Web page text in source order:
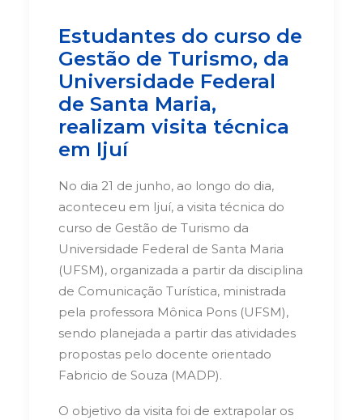
Estudantes do curso de
Gestão de Turismo, da
Universidade Federal
de Santa Maria,
realizam visita técnica
em Ijuí
No dia 21 de junho, ao longo do dia,
aconteceu em Ijuí, a visita técnica do
curso de Gestão de Turismo da
Universidade Federal de Santa Maria
(UFSM), organizada a partir da disciplina
de Comunicação Turística, ministrada
pela professora Mônica Pons (UFSM),
sendo planejada a partir das atividades
propostas pelo docente orientado
Fabricio de Souza (MADP).
O objetivo da visita foi de extrapolar os